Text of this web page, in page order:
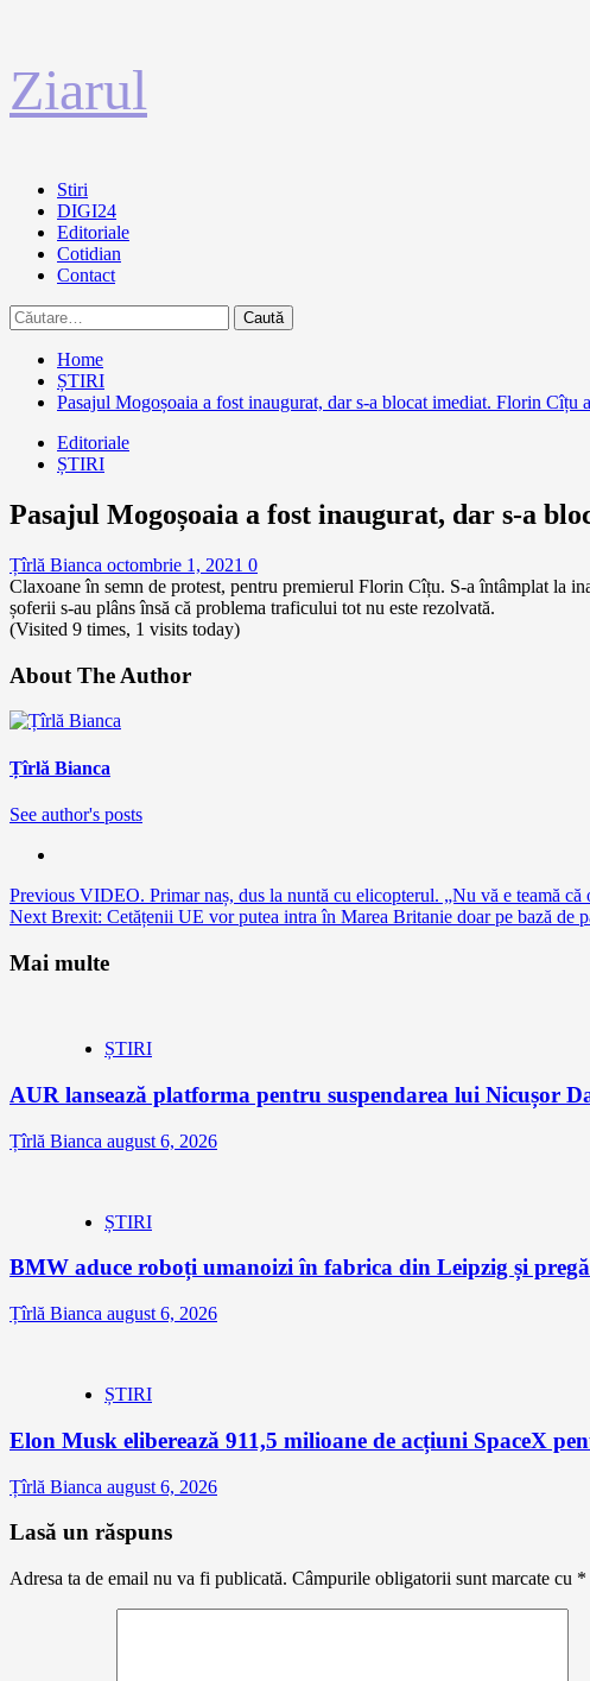
la
conținut
Ziarul
Primary
Menu
Stiri
DIGI24
Editoriale
Cotidian
Contact
Caută
după:
Home
ȘTIRI
Pasajul Mogoșoaia a fost inaugurat, dar s-a blocat imediat. Florin Cîțu
Editoriale
ȘTIRI
Pasajul Mogoșoaia a fost inaugurat, dar s-a
Țîrlă Bianca octombrie 1, 2021 0
Claxoane în semn de protest, pentru premierul Florin Cîțu. S-a întâmplat la
șoferii s-au plâns însă că problema traficului tot nu este rezolvată.
(Visited 9 times, 1 visits today)
About The Author
Țîrlă Bianca
See author's posts
Continue
Reading
Previous VIDEO. Primar naș, dus la nuntă cu elicopterul. „Nu vă e teamă că
Next Brexit: Cetățenii UE vor putea intra în Marea Britanie doar pe bază de
Mai multe
ȘTIRI
AUR lansează platforma pentru suspendarea lui Nicușor
Țîrlă Bianca august 6, 2026
ȘTIRI
BMW aduce roboți umanoizi în fabrica din Leipzig și
Țîrlă Bianca august 6, 2026
ȘTIRI
Elon Musk eliberează 911,5 milioane de acțiuni SpaceX
Țîrlă Bianca august 6, 2026
Lasă un răspuns
Adresa ta de email nu va fi publicată. Câmpurile obligatorii sunt marcate cu *